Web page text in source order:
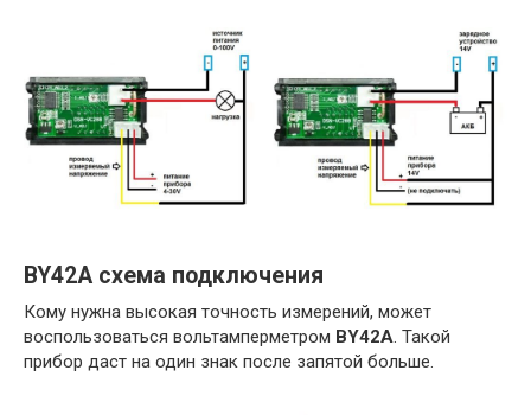
BY42A схема подключения
Кому нужна высокая точность измерений, может
воспользоваться вольтамперметром BY42A. Такой
прибор даст на один знак после запятой больше.